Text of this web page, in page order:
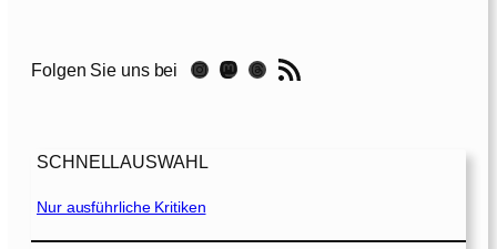
B
a
–
Folgen Sie uns bei Instagram Mastodon Threads RSS-Feed
SCHNELLAUSWAHL
Nur ausführliche Kritiken